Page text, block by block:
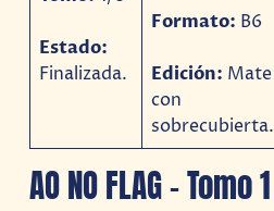
Estado:
Finalizada.
Formato: B6
Edición: Mate
con
sobrecubierta.
AO NO FLAG – Tomo 1